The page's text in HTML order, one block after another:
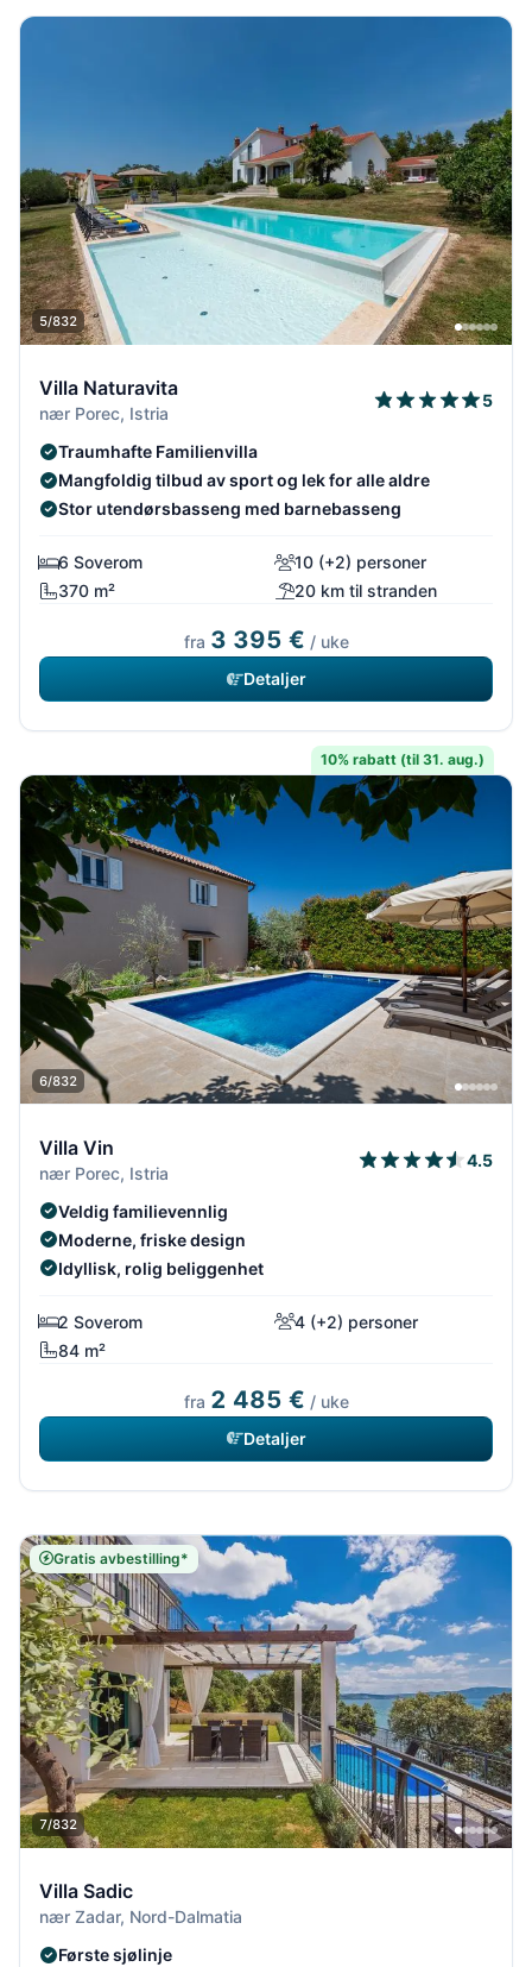
5/832
Villa Naturavita
nær Porec, Istria
5
Traumhafte Familienvilla
Mangfoldig tilbud av sport og lek for alle aldre
Stor utendørsbasseng med barnebasseng
6 Soverom
10 (+2) personer
370 m²
20 km til stranden
fra 3 395 € / uke
Detaljer
10% rabatt (til 31. aug.)
6/832
Villa Vin
nær Porec, Istria
4.5
Veldig familievennlig
Moderne, friske design
Idyllisk, rolig beliggenhet
2 Soverom
4 (+2) personer
84 m²
fra 2 485 € / uke
Detaljer
Gratis avbestilling*
7/832
Villa Sadic
nær Zadar, Nord-Dalmatia
Første sjølinje